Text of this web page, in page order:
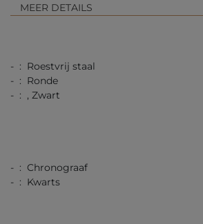
MEER DETAILS
- : Roestvrij staal
- : Ronde
- : , Zwart
- : Chronograaf
- : Kwarts